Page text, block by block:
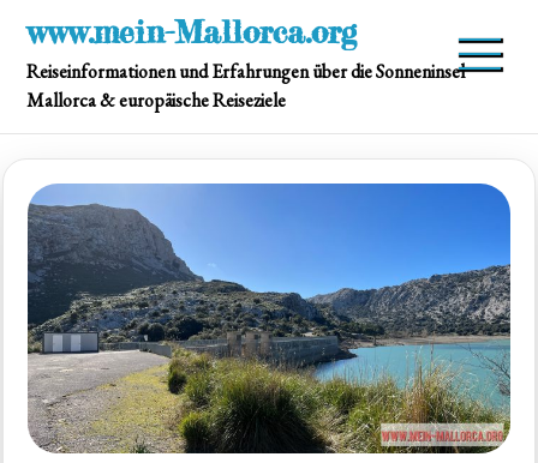
content
www.mein-Mallorca.org
Reiseinformationen und Erfahrungen über die Sonneninsel
Mallorca & europäische Reiseziele